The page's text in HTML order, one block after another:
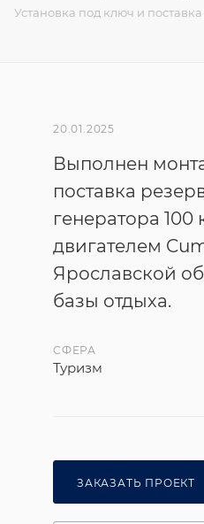
Установка под ключ и
20.01.2025
Выполнен
поставка
генератора 100
двигателем
Ярославской
базы отдыха.
СФЕРА
Туризм
ЗАКАЗАТЬ ПРОЕКТ